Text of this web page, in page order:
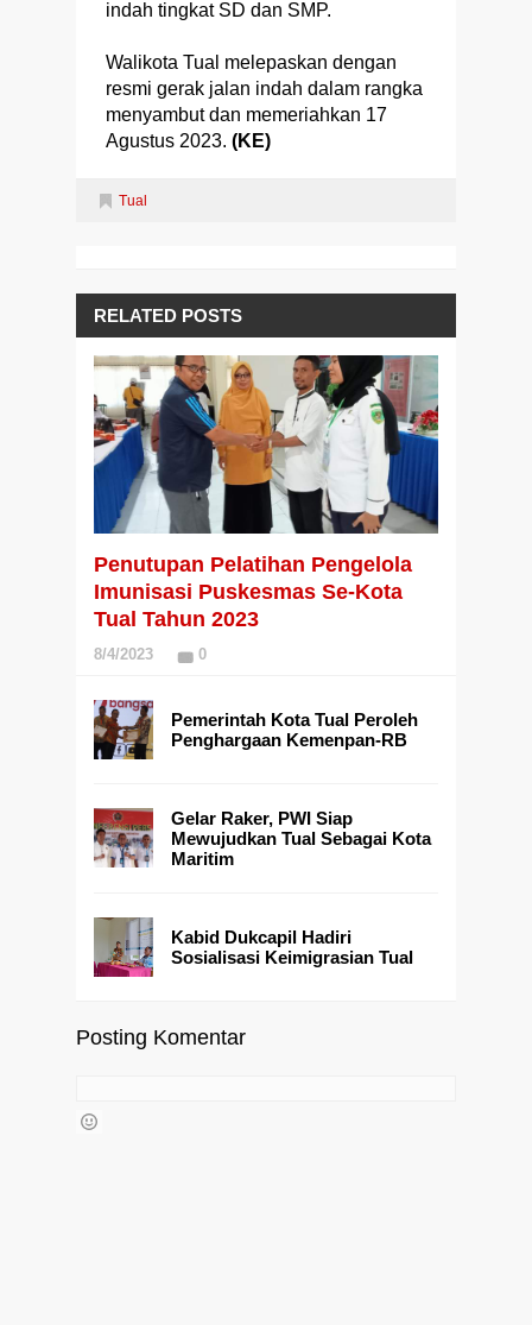
indah tingkat SD dan SMP.
Walikota Tual melepaskan dengan
resmi gerak jalan indah dalam rangka
menyambut dan memeriahkan 17
Agustus 2023. (KE)
Tual
RELATED POSTS
Penutupan Pelatihan Pengelola
Imunisasi Puskesmas Se-Kota
Tual Tahun 2023
8/4/2023 0
Pemerintah Kota Tual Peroleh
Penghargaan Kemenpan-RB
Gelar Raker, PWI Siap
Mewujudkan Tual Sebagai Kota
Maritim
Kabid Dukcapil Hadiri
Sosialisasi Keimigrasian Tual
Posting Komentar